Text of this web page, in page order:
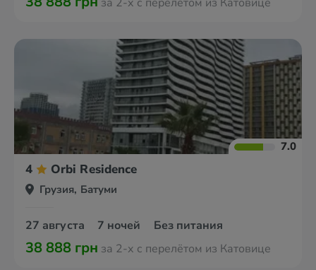
7.0
4 Orbi Residence
Грузия, Батуми
27 августа 7 ночей Без питания
38 888 грн за 2-х с перелётом из Катовице